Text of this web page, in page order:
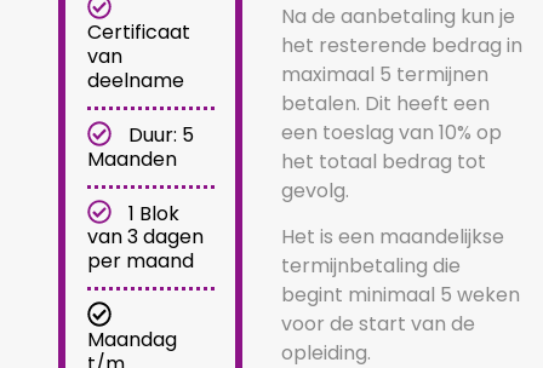
Certificaat
van
deelname
Duur: 5
Maanden
1 Blok
van 3 dagen
per maand
Maandag
Na de aanbetaling kun je
het resterende bedrag in
maximaal 5 termijnen
betalen. Dit heeft een
een toeslag van 10% op
het totaal bedrag tot
gevolg.
Het is een maandelijkse
termijnbetaling die
begint minimaal 5 weken
voor de start van de
opleiding.